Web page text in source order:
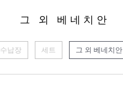
그 외 베네치안
수납장 세트 그 외 베네치안